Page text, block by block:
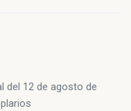
del 12 de agosto de